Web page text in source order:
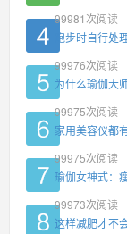
99981 次阅读
跑步时自行处
99976次阅读
为什么瑜伽大
99975次阅读
家用美容仪都
99975次阅读
瑜伽女神式：
99973次阅读
这样减肥才不